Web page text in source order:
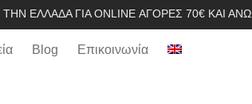
ΕΛΛΆΔΑ ΓΙΑ ONLINE ΑΓΟΡΈΣ 70€ ΚΑΙ ΆΝΩ.
Blog Επικοινωνία